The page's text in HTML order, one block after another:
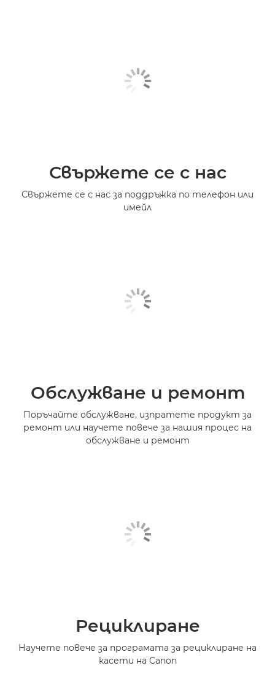
Свържете се с нас
Свържете се с нас за поддръжка по телефон или
имейл
Обслужване и ремонт
Поръчайте обслужване, изпратете продукт за
ремонт или научете повече за нашия процес на
обслужване и ремонт
Рециклиране
Научете повече за програмата за рециклиране на
касети на Canon